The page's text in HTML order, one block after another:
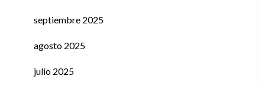
septiembre 2025
agosto 2025
julio 2025